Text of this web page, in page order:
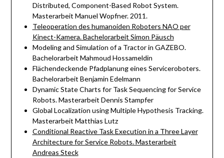
Distributed, Component-Based Robot System.
Masterarbeit Manuel Wopfner. 2011.
Teleoperation des humanoiden Roboters NAO per
Kinect-Kamera. Bachelorarbeit Simon Päusch
Modeling and Simulation of a Tractor in GAZEBO.
Bachelorarbeit Mahmoud Hossameldin
Flächendeckende Pfadplanung eines Serviceroboters.
Bachelorarbeit Benjamin Edelmann
Dynamic State Charts for Task Sequencing for Service
Robots. Masterarbeit Dennis Stampfer
Global Localization using Multiple Hypothesis Tracking.
Masterarbeit Matthias Lutz
Conditional Reactive Task Execution in a Three Layer
Architecture for Service Robots. Masterarbeit
Andreas Steck